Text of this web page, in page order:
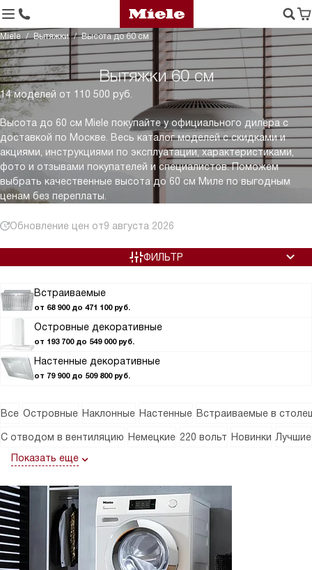
Miele Вытяжки Высота до 60 см
Вытяжки 60 см
14 моделей от 110 500 руб.
Высота до 60 см Miele покупайте у официального дилера с
доставкой по Москве. Весь каталог моделей с скидками и
акциями, инструкциями по эксплуатации, характеристиками,
фото и отзывами покупателей и специалистов. Поможем
выбрать качественные высота до 60 см Миле по выгодным
ценам без переплаты.
Обновление цен от9 августа 2026
Встраиваемые
от 68 900 до 471 100 руб.
Островные декоративные
от 193 700 до 549 000 руб.
Настенные декоративные
от 79 900 до 509 800 руб.
ФИЛЬТР
Все Островные Наклонные Настенные Встраиваемые в
С отводом в вентиляцию Немецкие 220 вольт Новинки Лучшие
Показать еще